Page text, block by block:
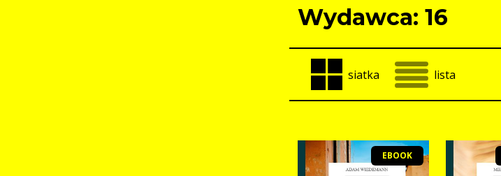
Wydawca: 16
siatka lista
EBOOK